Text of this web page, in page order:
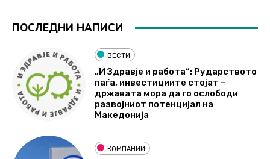
ПОСЛЕДНИ НАПИСИ
ВЕСТИ
„И Здравје и работа“: Рударството
паѓа, инвестициите стојат –
државата мора да го ослободи
развојниот потенцијал на
Македонија
КОМПАНИИ